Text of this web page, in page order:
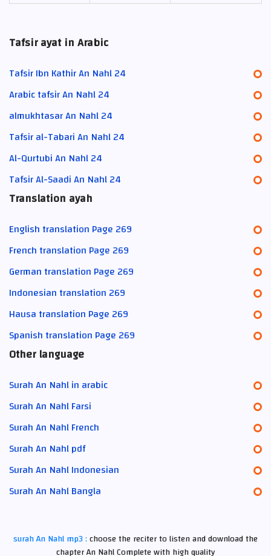
Tafsir ayat in Arabic
Tafsir Ibn Kathir An Nahl 24
Arabic tafsir An Nahl 24
almukhtasar An Nahl 24
Tafsir al-Tabari An Nahl 24
Al-Qurtubi An Nahl 24
Tafsir Al-Saadi An Nahl 24
Translation ayah
English translation Page 269
French translation Page 269
German translation Page 269
Indonesian translation 269
Hausa translation Page 269
Spanish translation Page 269
Other language
Surah An Nahl in arabic
Surah An Nahl Farsi
Surah An Nahl French
Surah An Nahl pdf
Surah An Nahl Indonesian
Surah An Nahl Bangla
surah An Nahl mp3 :choose the reciter to listen and download the
chapter An Nahl Complete with high quality